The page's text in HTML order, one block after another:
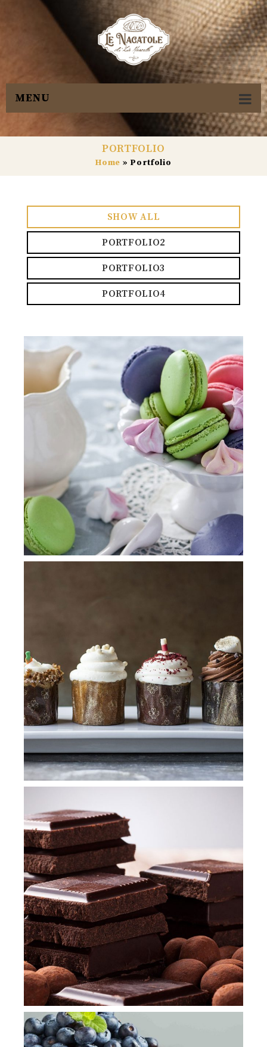
MENU
PORTFOLIO
Home » Portfolio
SHOW ALL
PORTFOLIO2
PORTFOLIO3
PORTFOLIO4